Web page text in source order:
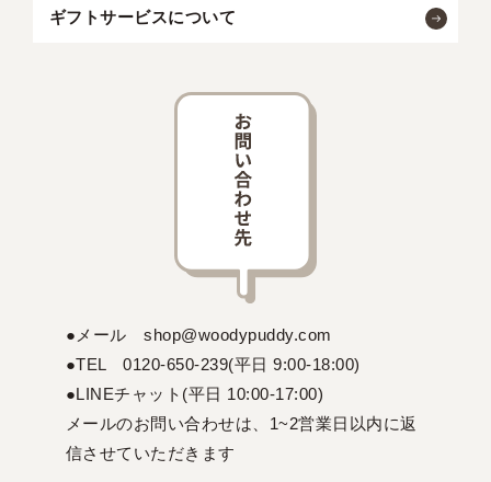
ギフトサービスについて
●メール shop@woodypuddy.com
●TEL 0120-650-239(平日 9:00-18:00)
●LINEチャット(平日 10:00-17:00)
メールのお問い合わせは、1~2営業日以内に返
信させていただきます